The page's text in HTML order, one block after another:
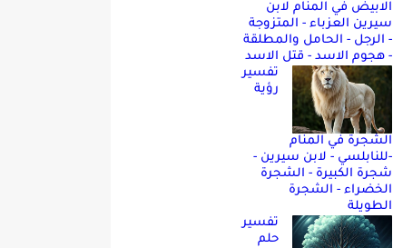
الابيض في المنام لابن
سيرين العزباء - المتزوجة
- الرجل - الحامل والمطلقة
- هجوم الاسد - قتل الاسد
تفسير
رؤية
الشجرة في المنام
-للنابلسي - لابن سيرين -
شجرة الكبيرة - الشجرة
الخضراء - الشجرة
الطويلة
تفسير
حلم